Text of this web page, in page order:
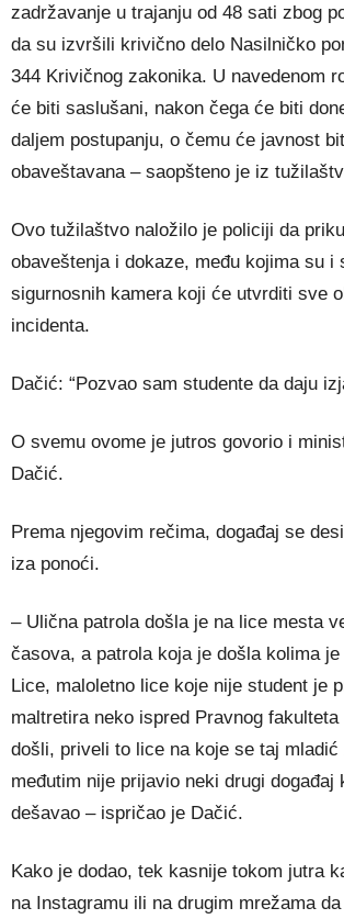
zadržavanje u trajanju od 48 sati zbog
da su izvršili krivično delo Nasilničko
344 Krivičnog zakonika. U navedenom
će biti saslušani, nakon čega će biti
daljem postupanju, o čemu će javnost
obaveštavana – saopšteno je iz
Ovo tužilaštvo naložilo je policiji da
obaveštenja i dokaze, među kojima su i
sigurnosnih kamera koji će utvrditi sve
incidenta.
Dačić: “Pozvao sam studente da daju
O svemu ovome je jutros govorio i
Dačić.
Prema njegovim rečima, događaj se
iza ponoći.
– Ulična patrola došla je na lice mesta
časova, a patrola koja je došla kolima je
Lice, maloletno lice koje nije student je
maltretira neko ispred Pravnog
došli, priveli to lice na koje se taj
međutim nije prijavio neki drugi događaj
dešavao – ispričao je Dačić.
Kako je dodao, tek kasnije tokom jutra
na Instagramu ili na drugim mrežama